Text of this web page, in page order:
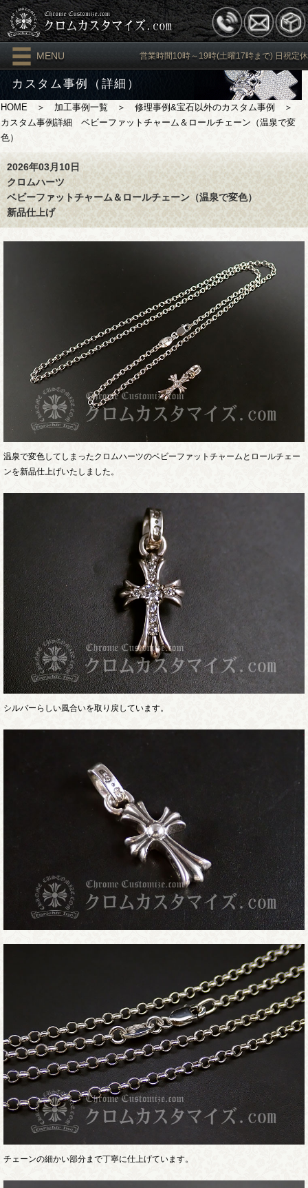
MENU 営業時間10時～19時(土曜17時まで) 日祝定休
カスタム事例（詳細）
HOME ＞ 加工事例一覧 ＞ 修理事例&宝石以外のカスタム事例
＞
カスタム事例詳細 ベビーファットチャーム＆ロールチェーン（温泉で変
色）
2026年03月10日
クロムハーツ
ベビーファットチャーム＆ロールチェーン（温泉で変色）
新品仕上げ
温泉で変色してしまったクロムハーツのベビーファットチャームとロールチェー
ンを新品仕上げいたしました。
シルバーらしい風合いを取り戻しています。
チェーンの細かい部分まで丁寧に仕上げています。